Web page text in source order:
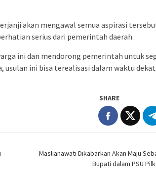
akan mengawal semua aspirasi
serius dari pemerintah daerah.
ini dan mendorong pemerintah untuk
ini bisa terealisasi dalam waktu
SHARE
Maslianawati Dikabarkan Akan Maju
Bupati dalam PSU